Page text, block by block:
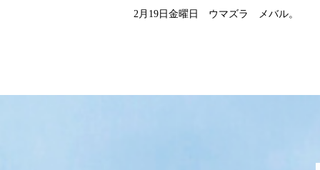
2月19日金曜日 ウマズラ メバル。